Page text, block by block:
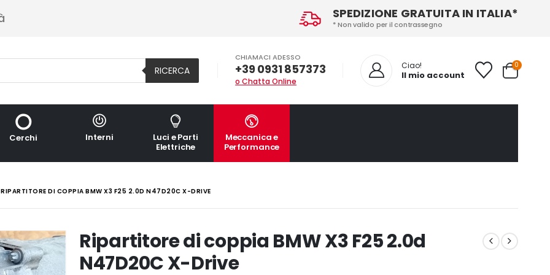
SPEDIZIONE GRATUITA IN ITALIA*
* Non valido per il contrassegno
RICERCA
CHIAMACI ADESSO
+39 0931 857373
o Chatta Online
Ciao!
Il mio account
0
Cerchi Interni
Luci e Parti
Elettriche
Meccanica e
Performance
RIPARTITORE DI COPPIA BMW X3 F25 2.0D N47D20C X-DRIVE
Ripartitore di coppia BMW X3 F25 2.0d
N47D20C X-Drive